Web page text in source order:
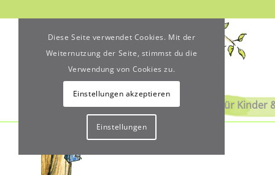
Über uns Für Kinder
Diese Seite verwendet Cookies. Mit der
Weiternutzung der Seite, stimmst du die
Verwendung von Cookies zu.
Einstellungen akzeptieren
Einstellungen